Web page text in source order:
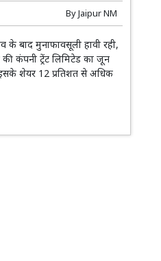
ByJaipur NM
के बाद मुनाफावसूली हावी रही,
कंपनी ट्रेंट लिमिटेड का जून
शेयर 12 प्रतिशत से अधिक